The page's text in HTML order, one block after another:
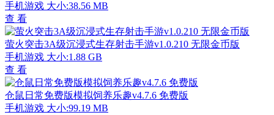
手机游戏 大小:38.56 MB
查 看
萤火突击3A级沉浸式生存射击手游v1.0.210 无限金币版
手机游戏 大小:1.88 GB
查 看
仓鼠日常免费版模拟饲养乐趣v4.7.6 免费版
手机游戏 大小:99.19 MB